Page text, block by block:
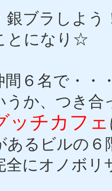
銀ブラしよう
とになり☆
間６名で・・
うか、つき
ッチカフェ
あるビルの６
全にオノボリ